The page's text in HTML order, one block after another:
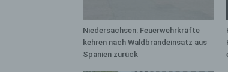
Niedersachsen: Feuerwehrkräfte
kehren nach Waldbrandeinsatz aus
Spanien zurück